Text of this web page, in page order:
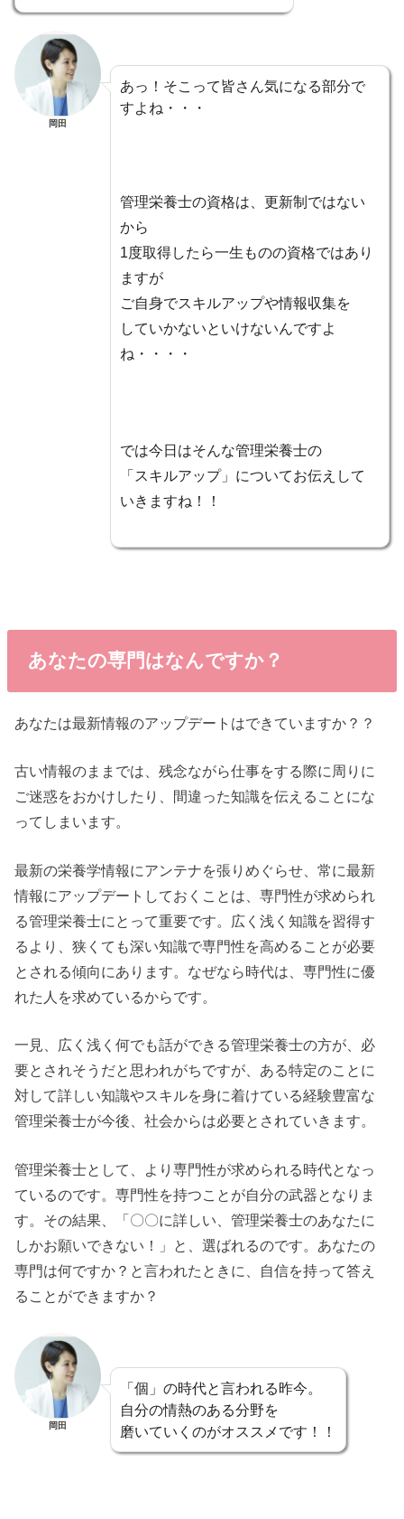
岡田
あっ！そこって皆さん気になる部分で
すよね・・・
管理栄養士の資格は、更新制ではない
から
1度取得したら一生ものの資格ではあり
ますが
ご自身でスキルアップや情報収集を
していかないといけないんですよ
ね・・・・
では今日はそんな管理栄養士の
「スキルアップ」についてお伝えして
いきますね！！
あなたの専門はなんですか？
あなたは最新情報のアップデートはできていますか？？
古い情報のままでは、残念ながら仕事をする際に周りに
ご迷惑をおかけしたり、間違った知識を伝えることにな
ってしまいます。
最新の栄養学情報にアンテナを張りめぐらせ、常に最新
情報にアップデートしておくことは、専門性が求められ
る管理栄養士にとって重要です。広く浅く知識を習得す
るより、狭くても深い知識で専門性を高めることが必要
とされる傾向にあります。なぜなら時代は、専門性に優
れた人を求めているからです。
一見、広く浅く何でも話ができる管理栄養士の方が、必
要とされそうだと思われがちですが、ある特定のことに
対して詳しい知識やスキルを身に着けている経験豊富な
管理栄養士が今後、社会からは必要とされていきます。
管理栄養士として、より専門性が求められる時代となっ
ているのです。専門性を持つことが自分の武器となりま
す。その結果、「〇〇に詳しい、管理栄養士のあなたに
しかお願いできない！」と、選ばれるのです。あなたの
専門は何ですか？と言われたときに、自信を持って答え
ることができますか？
岡田
「個」の時代と言われる昨今。
自分の情熱のある分野を
磨いていくのがオススメです！！